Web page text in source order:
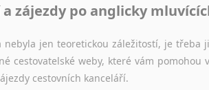
zájezdy po anglicky
nebyla jen teoretickou záležitostí, je
cestovatelské weby, které vám
cestovních kanceláří.